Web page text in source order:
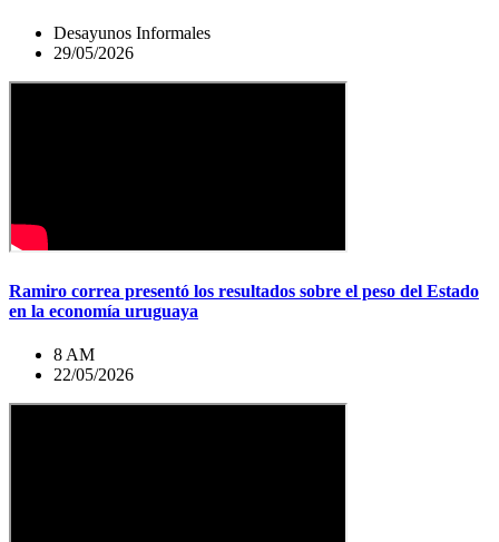
Desayunos Informales
29/05/2026
Ramiro correa presentó los resultados sobre el peso del Estado
en la economía uruguaya
8 AM
22/05/2026